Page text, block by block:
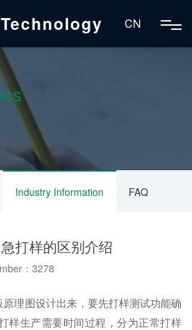
CN
Industry Information FAQ
打样的区别介绍
：3278
原理图设计出来，要先打样测试功能确
样生产需要时间过程，分为正常打样